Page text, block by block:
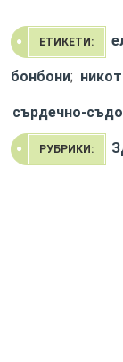
ЕТИКЕТИ:
бонбони;
сърдечно-
РУБРИКИ: